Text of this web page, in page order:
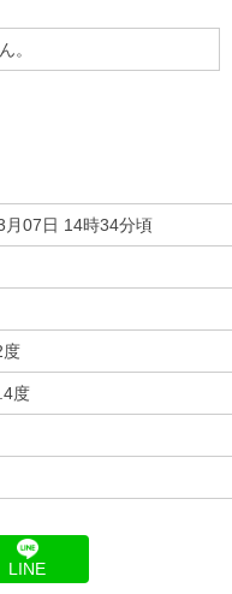
。
月07日 14時34分頃
度
度
LINE